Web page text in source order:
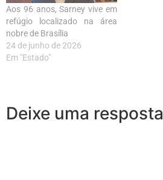
Aos 96 anos, Sarney vive em
refúgio localizado na área
nobre de Brasília
24 de junho de 2026
Em "Estado"
Deixe uma resposta